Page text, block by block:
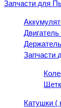
Запчасти для
Запчасти
Катушки (